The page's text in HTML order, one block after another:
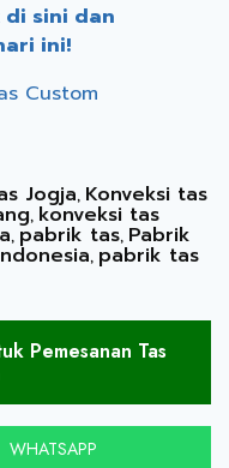
di sini dan
ini!
Custom
Jogja, Konveksi tas
, konveksi tas
,pabrik tas, Pabrik
, pabrik tas
Pemesanan Tas
WHATSAPP